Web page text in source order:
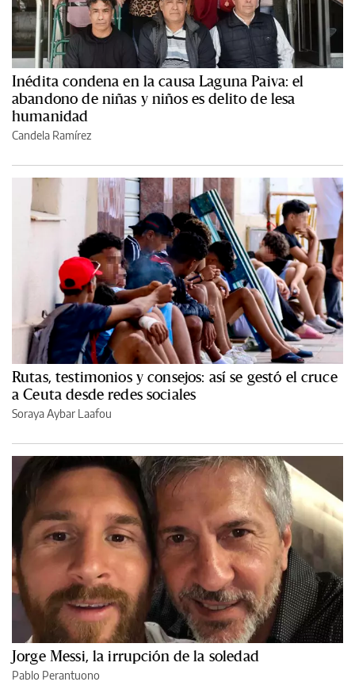
Inédita condena en la causa Laguna Paiva: el
abandono de niñas y niños es delito de lesa
humanidad
Candela Ramírez
Rutas, testimonios y consejos: así se gestó el cruce
a Ceuta desde redes sociales
Soraya Aybar Laafou
Jorge Messi, la irrupción de la soledad
Pablo Perantuono